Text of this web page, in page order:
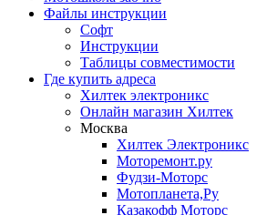
Файлы инструкции
Софт
Инструкции
Таблицы совместимости
Где купить адреса
Хилтек электроникс
Онлайн магазин Хилтек
Москва
Хилтек Электроникс
Моторемонт.ру
Фудзи-Моторс
Мотопланета,Ру
Казакофф Моторс